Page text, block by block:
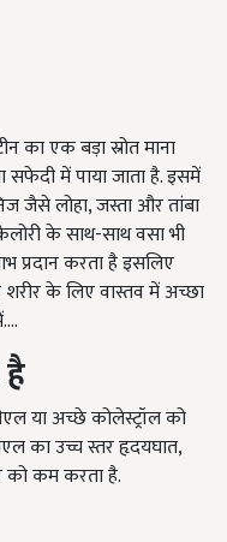
का एक बड़ा स्रोत माना
सफेदी में पाया जाता है. इसमें
जैसे लोहा, जस्ता और तांबा
के साथ-साथ वसा भी
प्रदान करता है इसलिए
के लिए वास्तव में अच्छा
या अच्छे कोलेस्ट्रॉल को
का उच्च स्तर हृदयघात,
को कम करता है.